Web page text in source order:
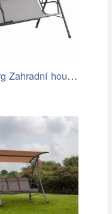
Avenberg Zahradní houpačka Feline